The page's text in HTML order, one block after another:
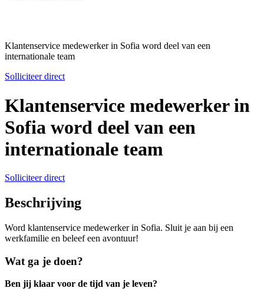
Klantenservice medewerker in Sofia word deel van een
internationale team
Solliciteer direct
Klantenservice medewerker in
Sofia word deel van een
internationale team
Solliciteer direct
Beschrijving
Word klantenservice medewerker in Sofia. Sluit je aan bij een
werkfamilie en beleef een avontuur!
Wat ga je doen?
Ben jij klaar voor de tijd van je leven?